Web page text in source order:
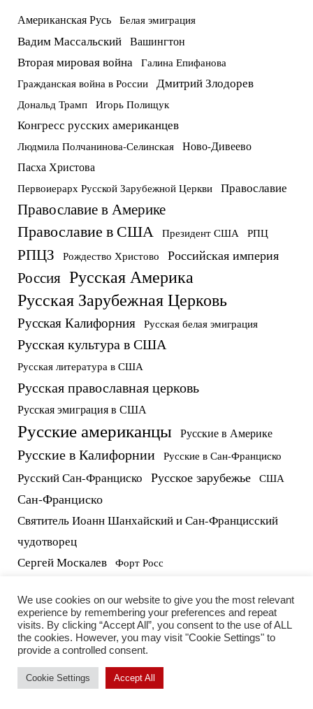
Американская Русь Белая эмиграция
Вадим Массальский Вашингтон
Вторая мировая война Галина Епифанова
Гражданская война в России Дмитрий Злодорев
Дональд Трамп Игорь Полищук
Конгресс русских американцев
Людмила Полчанинова-Селинская Ново-Дивеево
Пасха Христова
Первоиерарх Русской Зарубежной Церкви Православие
Православие в Америке
Православие в США Президент США РПЦ
РПЦЗ Рождество Христово Российская империя
Россия Русская Америка
Русская Зарубежная Церковь
Русская Калифорния Русская белая эмиграция
Русская культура в США
Русская литература в США
Русская православная церковь
Русская эмиграция в США
Русские американцы Русские в Америке
Русские в Калифорнии Русские в Сан-Франциско
Русский Сан-Франциско Русское зарубежье США
Сан-Франциско
Святитель Иоанн Шанхайский и Сан-Францисский
чудотворец
Сергей Москалев Форт Росс
We use cookies on our website to give you the most relevant
experience by remembering your preferences and repeat
visits. By clicking “Accept All”, you consent to the use of ALL
the cookies. However, you may visit "Cookie Settings" to
provide a controlled consent.
Cookie Settings Accept All